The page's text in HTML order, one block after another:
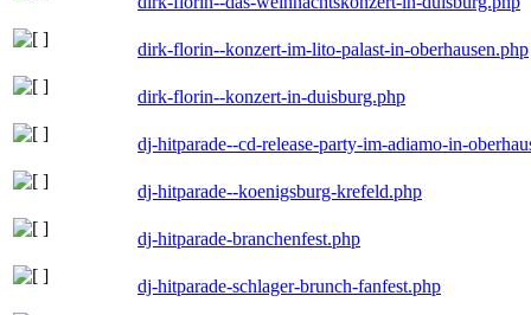
dirk-florin--konzert-im-lito-palast-in-oberhausen.php
dirk-florin--konzert-in-duisburg.php
dj-hitparade--cd-release-party-im-adiamo-in-
dj-hitparade--koenigsburg-krefeld.php
dj-hitparade-branchenfest.php
dj-hitparade-schlager-brunch-fanfest.php